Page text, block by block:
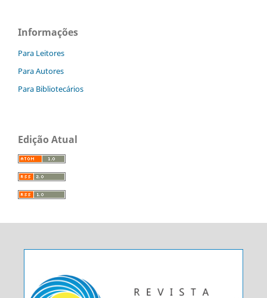
Informações
Para Leitores
Para Autores
Para Bibliotecários
Edição Atual